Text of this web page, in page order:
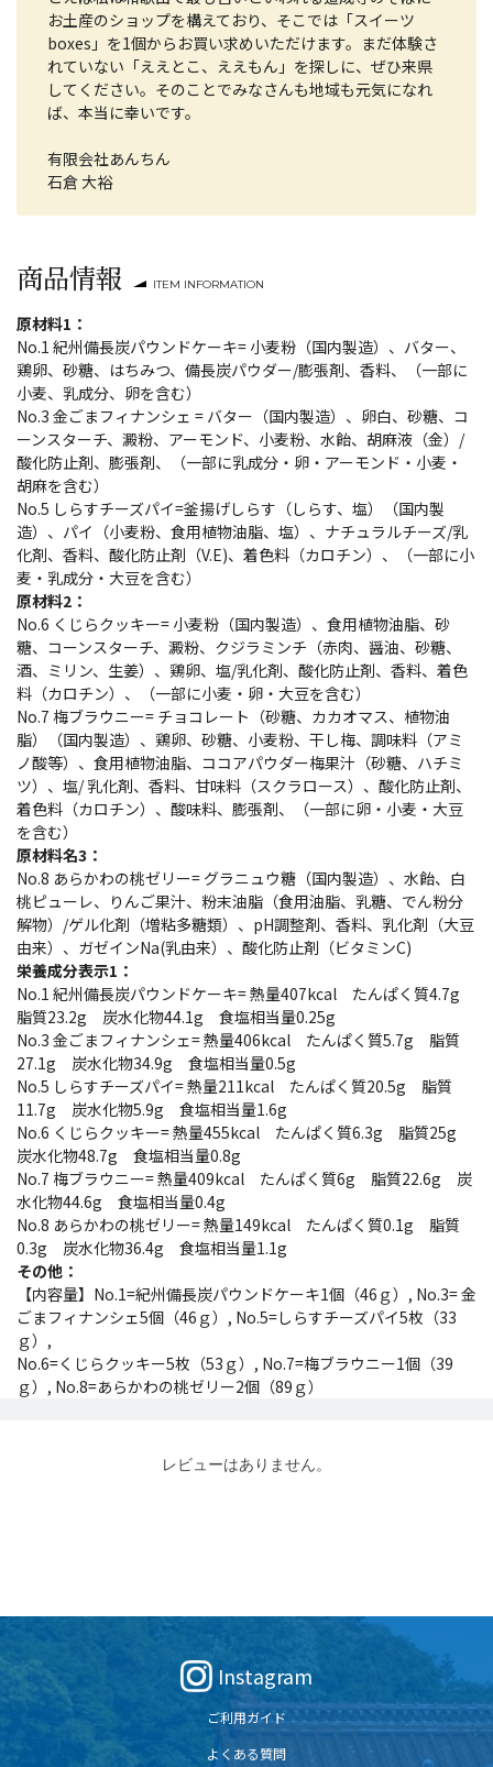
お土産のショップを構えており、そこでは「スイーツ
boxes」を1個からお買い求めいただけます。まだ体験さ
れていない「ええとこ、ええもん」を探しに、ぜひ来県
してください。そのことでみなさんも地域も元気になれ
ば、本当に幸いです。
有限会社あんちん
石倉 大裕
商品情報 ITEM INFORMATION
原材料1：
No.1 紀州備長炭パウンドケーキ= 小麦粉（国内製造）、バター、
鶏卵、砂糖、はちみつ、備長炭パウダー/膨張剤、香料、（一部に
小麦、乳成分、卵を含む）
No.3 金ごまフィナンシェ = バター（国内製造）、卵白、砂糖、コ
ーンスターチ、澱粉、アーモンド、小麦粉、水飴、胡麻液（金）/
酸化防止剤、膨張剤、（一部に乳成分・卵・アーモンド・小麦・
胡麻を含む）
No.5 しらすチーズパイ=釜揚げしらす（しらす、塩）（国内製
造）、パイ（小麦粉、食用植物油脂、塩）、ナチュラルチーズ/乳
化剤、香料、酸化防止剤（V.E)、着色料（カロチン）、（一部に小
麦・乳成分・大豆を含む）
原材料2：
No.6 くじらクッキー= 小麦粉（国内製造）、食用植物油脂、砂
糖、コーンスターチ、澱粉、クジラミンチ（赤肉、醤油、砂糖、
酒、ミリン、生姜）、鶏卵、塩/乳化剤、酸化防止剤、香料、着色
料（カロチン）、（一部に小麦・卵・大豆を含む）
No.7 梅ブラウニー= チョコレート（砂糖、カカオマス、植物油
脂）（国内製造）、鶏卵、砂糖、小麦粉、干し梅、調味料（アミ
ノ酸等）、食用植物油脂、ココアパウダー梅果汁（砂糖、ハチミ
ツ）、塩/ 乳化剤、香料、甘味料（スクラロース）、酸化防止剤、
着色料（カロチン）、酸味料、膨張剤、（一部に卵・小麦・大豆
を含む）
原材料名3：
No.8 あらかわの桃ゼリー= グラニュウ糖（国内製造）、水飴、白
桃ピューレ、りんご果汁、粉末油脂（食用油脂、乳糖、でん粉分
解物）/ゲル化剤（増粘多糖類）、pH調整剤、香料、乳化剤（大豆
由来）、ガゼインNa(乳由来）、酸化防止剤（ビタミンC)
栄養成分表示1：
No.1 紀州備長炭パウンドケーキ= 熱量407kcal たんぱく質4.7g
脂質23.2g 炭水化物44.1g 食塩相当量0.25g
No.3 金ごまフィナンシェ= 熱量406kcal たんぱく質5.7g 脂質
27.1g 炭水化物34.9g 食塩相当量0.5g
No.5 しらすチーズパイ= 熱量211kcal たんぱく質20.5g 脂質
11.7g 炭水化物5.9g 食塩相当量1.6g
No.6 くじらクッキー= 熱量455kcal たんぱく質6.3g 脂質25g
炭水化物48.7g 食塩相当量0.8g
No.7 梅ブラウニー= 熱量409kcal たんぱく質6g 脂質22.6g 炭
水化物44.6g 食塩相当量0.4g
No.8 あらかわの桃ゼリー= 熱量149kcal たんぱく質0.1g 脂質
0.3g 炭水化物36.4g 食塩相当量1.1g
その他：
【内容量】No.1=紀州備長炭パウンドケーキ1個（46ｇ）, No.3= 金
ごまフィナンシェ5個（46ｇ）, No.5=しらすチーズパイ5枚（33
ｇ）,
No.6=くじらクッキー5枚（53ｇ）, No.7=梅ブラウニー1個（39
ｇ）, No.8=あらかわの桃ゼリー2個（89ｇ）
レビューはありません。
Instagram
ご利用ガイド
よくある質問